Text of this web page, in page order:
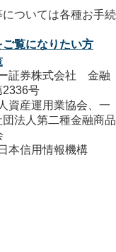
覧になりたい方
証券株式会社 金融
号
資産運用業協会、一
法人第二種金融商品
本信用情報機構